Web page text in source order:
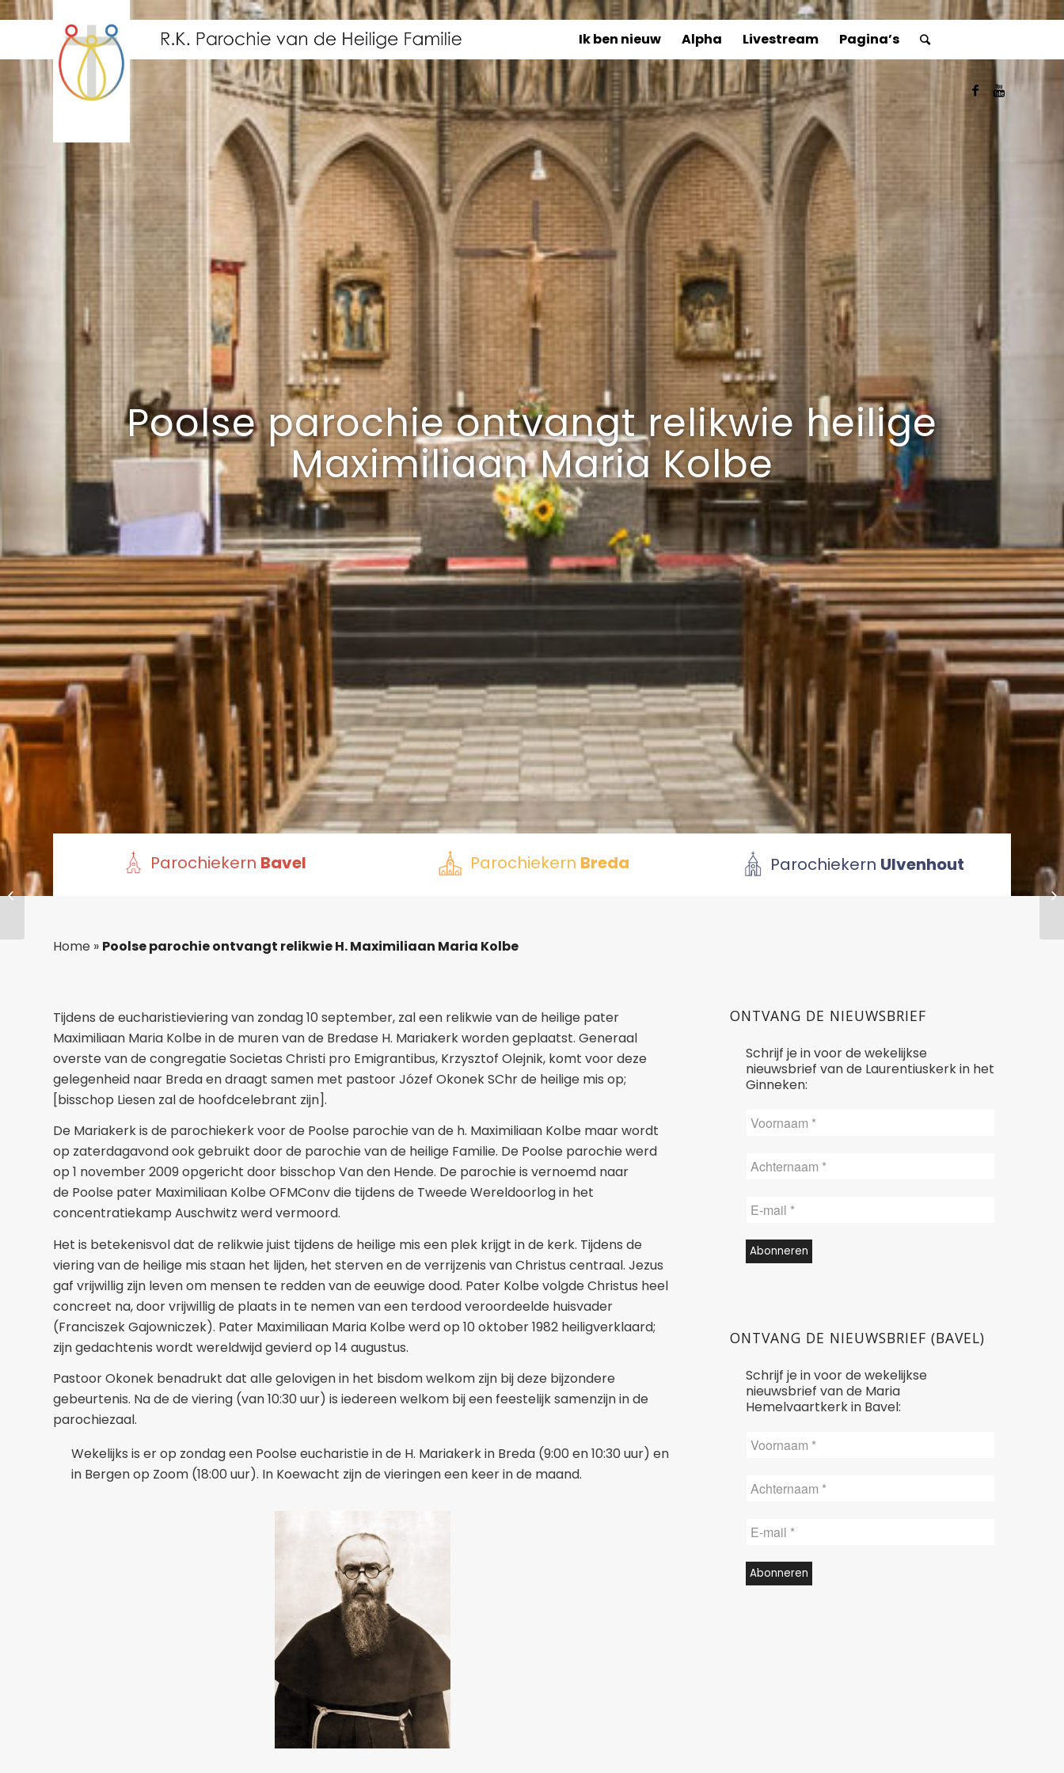
Ik ben nieuw Alpha Livestream Pagina’s
Poolse parochie ontvangt relikwie heilige
Maximiliaan Maria Kolbe
Parochiekern Bavel Parochiekern Breda Parochiekern Ulvenhout
Home » Poolse parochie ontvangt relikwie H. Maximiliaan Maria Kolbe
Tijdens de eucharistieviering van zondag 10 september, zal een relikwie van de heilige pater
Maximiliaan Maria Kolbe in de muren van de Bredase H. Mariakerk worden geplaatst. Generaal
overste van de congregatie Societas Christi pro Emigrantibus, Krzysztof Olejnik, komt voor deze
gelegenheid naar Breda en draagt samen met pastoor Józef Okonek SChr de heilige mis op;
[bisschop Liesen zal de hoofdcelebrant zijn].
De Mariakerk is de parochiekerk voor de Poolse parochie van de h. Maximiliaan Kolbe maar wordt
op zaterdagavond ook gebruikt door de parochie van de heilige Familie. De Poolse parochie werd
op 1 november 2009 opgericht door bisschop Van den Hende. De parochie is vernoemd naar
de Poolse pater Maximiliaan Kolbe OFMConv die tijdens de Tweede Wereldoorlog in het
concentratiekamp Auschwitz werd vermoord.
Het is betekenisvol dat de relikwie juist tijdens de heilige mis een plek krijgt in de kerk. Tijdens de
viering van de heilige mis staan het lijden, het sterven en de verrijzenis van Christus centraal. Jezus
gaf vrijwillig zijn leven om mensen te redden van de eeuwige dood. Pater Kolbe volgde Christus heel
concreet na, door vrijwillig de plaats in te nemen van een terdood veroordeelde huisvader
(Franciszek Gajowniczek). Pater Maximiliaan Maria Kolbe werd op 10 oktober 1982 heiligverklaard;
zijn gedachtenis wordt wereldwijd gevierd op 14 augustus.
Pastoor Okonek benadrukt dat alle gelovigen in het bisdom welkom zijn bij deze bijzondere
gebeurtenis. Na de de viering (van 10:30 uur) is iedereen welkom bij een feestelijk samenzijn in de
parochiezaal.
Wekelijks is er op zondag een Poolse eucharistie in de H. Mariakerk in Breda (9:00 en 10:30 uur) en
in Bergen op Zoom (18:00 uur). In Koewacht zijn de vieringen een keer in de maand.
ONTVANG DE NIEUWSBRIEF
Schrijf je in voor de wekelijkse
nieuwsbrief van de Laurentiuskerk in het
Ginneken:
ONTVANG DE NIEUWSBRIEF (BAVEL)
Schrijf je in voor de wekelijkse
nieuwsbrief van de Maria
Hemelvaartkerk in Bavel:
Life Teen – start op
zondag 10